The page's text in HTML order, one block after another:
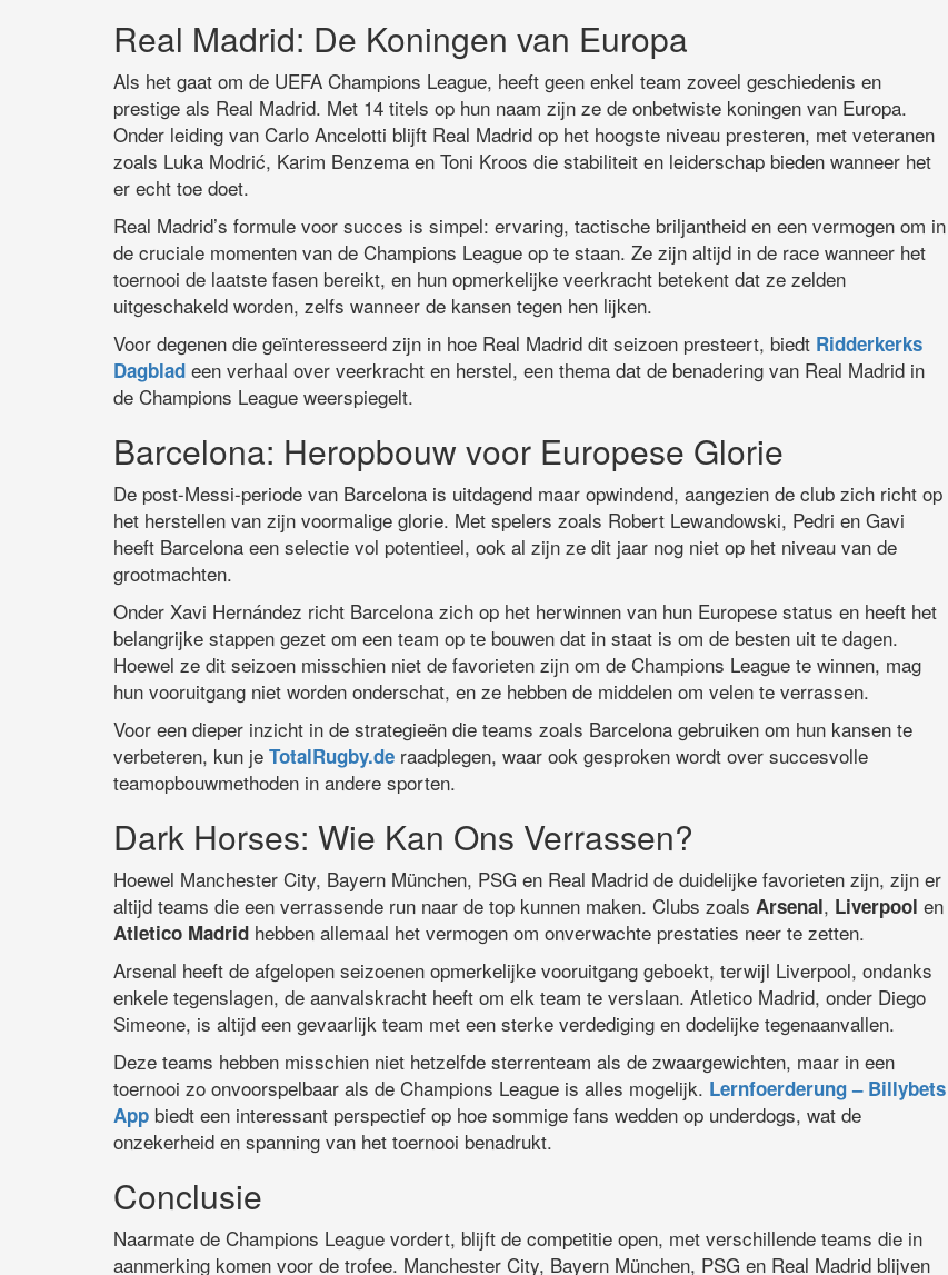
Real Madrid: De Koningen van Europa
Als het gaat om de UEFA Champions League, heeft geen enkel team zoveel geschiedenis en
prestige als Real Madrid. Met 14 titels op hun naam zijn ze de onbetwiste koningen van Europa.
Onder leiding van Carlo Ancelotti blijft Real Madrid op het hoogste niveau presteren, met veteranen
zoals Luka Modrić, Karim Benzema en Toni Kroos die stabiliteit en leiderschap bieden wanneer het
er echt toe doet.
Real Madrid’s formule voor succes is simpel: ervaring, tactische briljantheid en een vermogen om in
de cruciale momenten van de Champions League op te staan. Ze zijn altijd in de race wanneer het
toernooi de laatste fasen bereikt, en hun opmerkelijke veerkracht betekent dat ze zelden
uitgeschakeld worden, zelfs wanneer de kansen tegen hen lijken.
Voor degenen die geïnteresseerd zijn in hoe Real Madrid dit seizoen presteert, biedt Ridderkerks
Dagblad een verhaal over veerkracht en herstel, een thema dat de benadering van Real Madrid in
de Champions League weerspiegelt.
Barcelona: Heropbouw voor Europese Glorie
De post-Messi-periode van Barcelona is uitdagend maar opwindend, aangezien de club zich richt op
het herstellen van zijn voormalige glorie. Met spelers zoals Robert Lewandowski, Pedri en Gavi
heeft Barcelona een selectie vol potentieel, ook al zijn ze dit jaar nog niet op het niveau van de
grootmachten.
Onder Xavi Hernández richt Barcelona zich op het herwinnen van hun Europese status en heeft het
belangrijke stappen gezet om een team op te bouwen dat in staat is om de besten uit te dagen.
Hoewel ze dit seizoen misschien niet de favorieten zijn om de Champions League te winnen, mag
hun vooruitgang niet worden onderschat, en ze hebben de middelen om velen te verrassen.
Voor een dieper inzicht in de strategieën die teams zoals Barcelona gebruiken om hun kansen te
verbeteren, kun je TotalRugby.de raadplegen, waar ook gesproken wordt over succesvolle
teamopbouwmethoden in andere sporten.
Dark Horses: Wie Kan Ons Verrassen?
Hoewel Manchester City, Bayern München, PSG en Real Madrid de duidelijke favorieten zijn, zijn er
altijd teams die een verrassende run naar de top kunnen maken. Clubs zoals Arsenal, Liverpool en
Atletico Madrid hebben allemaal het vermogen om onverwachte prestaties neer te zetten.
Arsenal heeft de afgelopen seizoenen opmerkelijke vooruitgang geboekt, terwijl Liverpool, ondanks
enkele tegenslagen, de aanvalskracht heeft om elk team te verslaan. Atletico Madrid, onder Diego
Simeone, is altijd een gevaarlijk team met een sterke verdediging en dodelijke tegenaanvallen.
Deze teams hebben misschien niet hetzelfde sterrenteam als de zwaargewichten, maar in een
toernooi zo onvoorspelbaar als de Champions League is alles mogelijk. Lernfoerderung – Billybets
App biedt een interessant perspectief op hoe sommige fans wedden op underdogs, wat de
onzekerheid en spanning van het toernooi benadrukt.
Conclusie
Naarmate de Champions League vordert, blijft de competitie open, met verschillende teams die in
aanmerking komen voor de trofee. Manchester City, Bayern München, PSG en Real Madrid blijven